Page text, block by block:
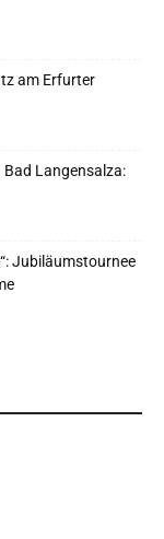
am Erfurter
Langensalza:
Jubiläumstournee